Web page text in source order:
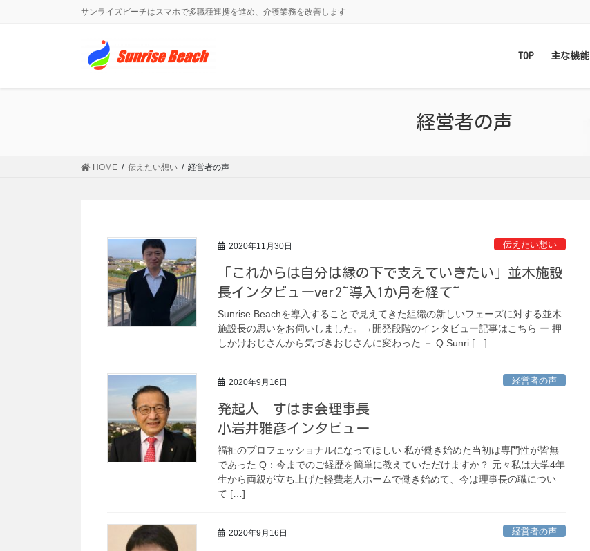
サンライズビーチはスマホで多職種連携を進め、介護業務を改善します
TOP 主な機能
経営者の声
HOME 伝えたい想い 経営者の声
2020年11月30日 伝えたい想い
「これからは自分は縁の下で支えていきたい」並木施設
長インタビューver2~導入1か月を経て~
Sunrise Beachを導入することで見えてきた組織の新しいフェーズに対する並木
施設長の思いをお伺いしました。→開発段階のインタビュー記事はこちら ー 押
しかけおじさんから気づきおじさんに変わった － Q.Sunri […]
2020年9月16日 経営者の声
発起人 すはま会理事長
小岩井雅彦インタビュー
福祉のプロフェッショナルになってほしい 私が働き始めた当初は専門性が皆無
であった Q：今までのご経歴を簡単に教えていただけますか？ 元々私は大学4年
生から両親が立ち上げた軽費老人ホームで働き始めて、今は理事長の職につい
て […]
2020年9月16日 経営者の声